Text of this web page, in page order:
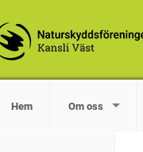
Hem Om oss